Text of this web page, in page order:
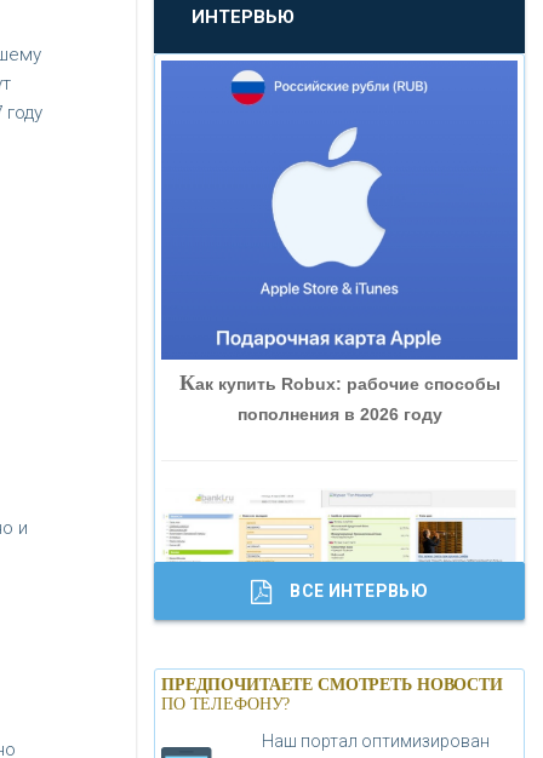
и
«ПРОМСВЯЗЬБАНК»
«НОВИКОМБАНК»
«СМП БАНК»
«ВНЕШПРОМБАНК»
«БАНК ГЛОБЭКС»
«ТРАСТ»
«ГАЗПРОМБАНК»
«МОСКОВСКИЙ КРЕДИТНЫЙ
БАНК»
ИНТЕРВЬЮ
Как купить Robux: рабочие способы
пополнения в 2026 году
Банки.ру обновил логотип впервые за
19 лет - «Лента новостей»
ВСЕ ИНТЕРВЬЮ
ПРЕДПОЧИТАЕТЕ СМОТРЕТЬ НОВОСТИ
ПО ТЕЛЕФОНУ?
Наш портал оптимизирован